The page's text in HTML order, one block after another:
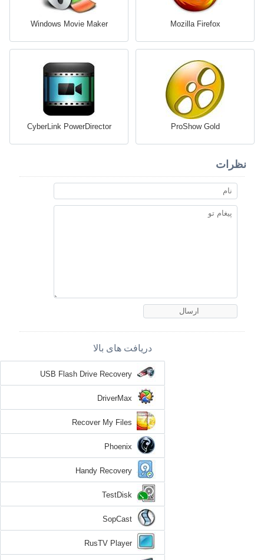
Mozilla Firefox
Windows Movie Maker
ProShow Gold
CyberLink PowerDirector
نظرات
دریافت های بالا
USB Flash Drive Recovery
DriverMax
Recover My Files
Phoenix
Handy Recovery
TestDisk
SopCast
RusTV Player